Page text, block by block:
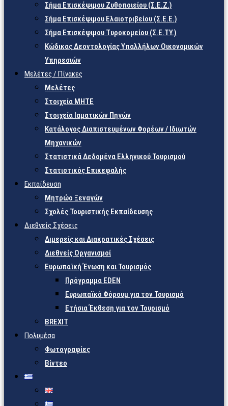
Σήμα Επισκέψιμου Ζυθοποιείου (Σ.Ε.Ζ.)
Σήμα Επισκέψιμου Ελαιοτριβείου (Σ.Ε.Ε.)
Σήμα Επισκέψιμου Τυροκομείου (Σ.Ε.TY.)
Κώδικας Δεοντολογίας Υπαλλήλων Οικονομικών
Υπηρεσιών
Μελέτες / Πίνακες
Μελέτες
Στοιχεία ΜΗΤΕ
Στοιχεία Ιαματικών Πηγών
Κατάλογος Διαπιστευμένων Φορέων / Ιδιωτών
Μηχανικών
Στατιστικά Δεδομένα Ελληνικού Τουρισμού
Στατιστικός Επικεφαλής
Εκπαίδευση
Μητρώο Ξεναγών
Σχολές Τουριστικής Εκπαίδευσης
Διεθνείς Σχέσεις
Διμερείς και Διακρατικές Σχέσεις
Διεθνείς Οργανισμοί
Ευρωπαϊκή Ένωση και Τουρισμός
Πρόγραμμα EDEN
Ευρωπαϊκό Φόρουμ για τον Τουρισμό
Ετήσια Έκθεση για τον Τουρισμό
BREXIT
Πολυμέσα
Φωτογραφίες
Βίντεο